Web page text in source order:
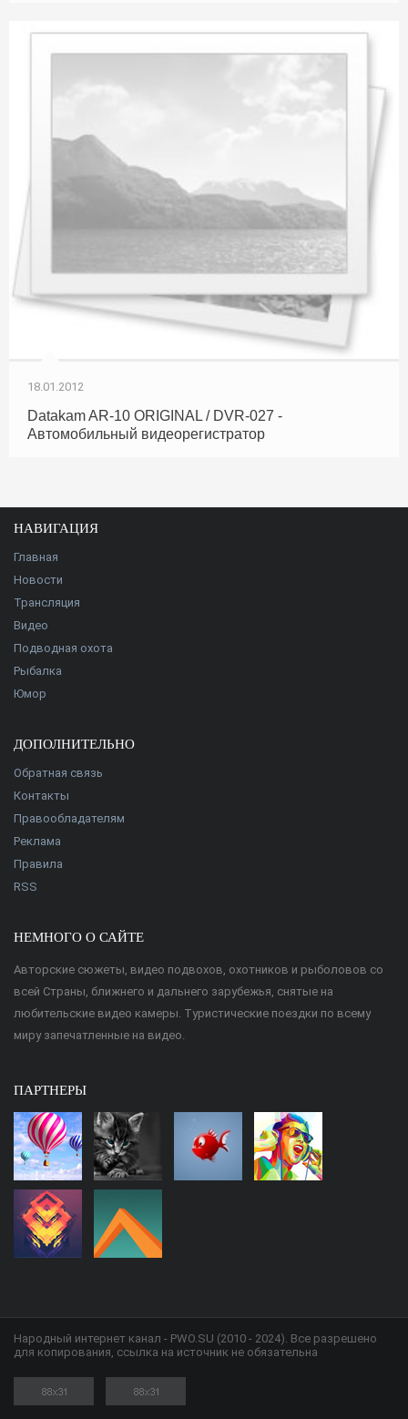
18.01.2012
Datakam AR-10 ORIGINAL / DVR-027 -
Автомобильный видеорегистратор
НАВИГАЦИЯ
Главная
Новости
Трансляция
Видео
Подводная охота
Рыбалка
Юмор
ДОПОЛНИТЕЛЬНО
Обратная связь
Контакты
Правообладателям
Реклама
Правила
RSS
НЕМНОГО О САЙТЕ
Авторские сюжеты, видео подвохов, охотников и рыболовов со
всей Страны, ближнего и дальнего зарубежья, снятые на
любительские видео камеры. Туристические поездки по всему
миру запечатленные на видео.
ПАРТНЕРЫ
Народный интернет канал - PWO.SU (2010 - 2024). Все разрешено
для копирования, ссылка на источник не обязательна